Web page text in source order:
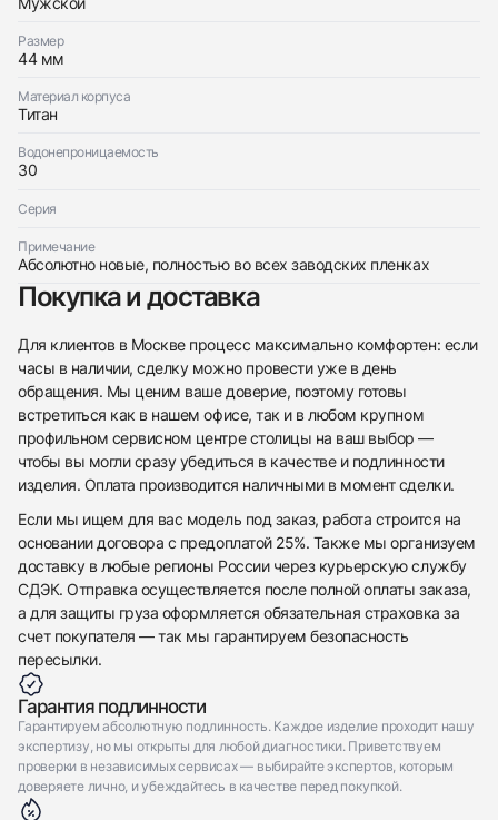
Размер
44 мм
Материал корпуса
Титан
Водонепроницаемость
30
Серия
Примечание
Абсолютно новые, полностью во всех заводских пленках
Покупка и доставка
Для клиентов в Москве процесс максимально комфортен: если
часы в наличии, сделку можно провести уже в день
обращения. Мы ценим ваше доверие, поэтому готовы
встретиться как в нашем офисе, так и в любом крупном
профильном сервисном центре столицы на ваш выбор —
чтобы вы могли сразу убедиться в качестве и подлинности
изделия. Оплата производится наличными в момент сделки.
Если мы ищем для вас модель под заказ, работа строится на
основании договора с предоплатой 25%. Также мы организуем
доставку в любые регионы России через курьерскую службу
СДЭК. Отправка осуществляется после полной оплаты заказа,
а для защиты груза оформляется обязательная страховка за
счет покупателя — так мы гарантируем безопасность
пересылки.
Гарантия подлинности
Гарантируем абсолютную подлинность. Каждое изделие проходит нашу
экспертизу, но мы открыты для любой диагностики. Приветствуем
проверки в независимых сервисах — выбирайте экспертов, которым
доверяете лично, и убеждайтесь в качестве перед покупкой.